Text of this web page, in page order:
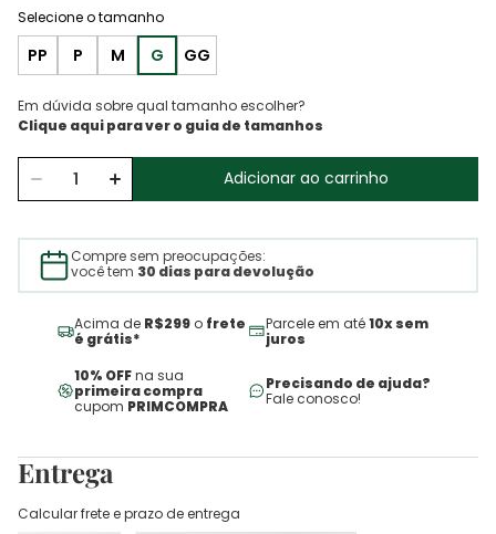
PP P M G GG
Em dúvida sobre qual tamanho escolher?
Adicionar ao carrinho
Compre sem preocupações:
você tem 30 dias para devolução
Acima de R$299 o frete
é grátis*
Parcele em até10x sem
juros
10% OFFna sua
primeira compra
cupom PRIMCOMPRA
Precisando de ajuda?
Fale conosco!
Entrega
Calcular frete e prazo de entrega